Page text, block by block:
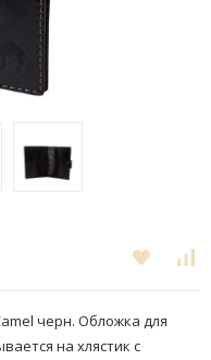
черн. Обложка для
на хлястик с